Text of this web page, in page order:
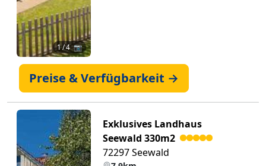
1/ 4 📷
Preise & Verfügbarkeit →
Exklusives Landhaus
Seewald 330m2
72297 Seewald